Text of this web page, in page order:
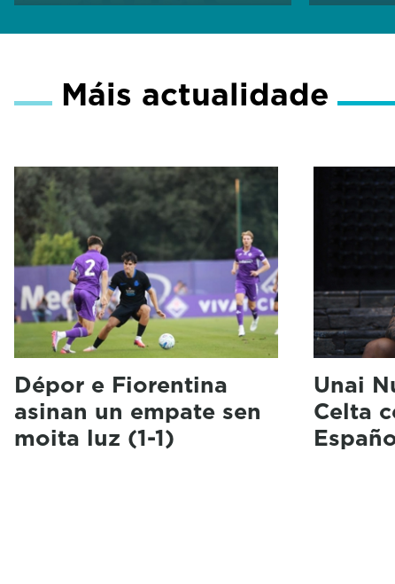
Máis actualidade
Dépor e Fiorentina
asinan un empate sen
moita luz (1-1)
Unai
Celta